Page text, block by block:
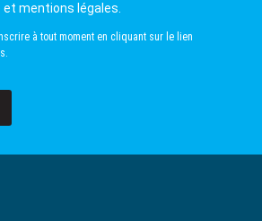
mentions légales.
à tout moment en cliquant sur le lien